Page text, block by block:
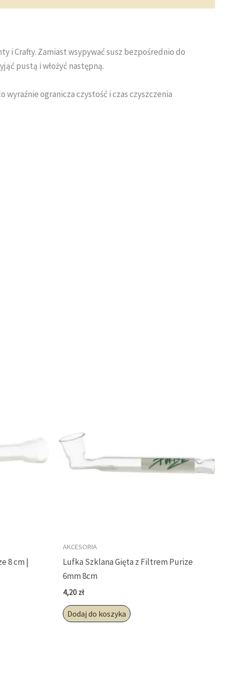
i Crafty. Zamiast wsypywać susz bezpośrednio do
pustą i włożyć następną.
wyraźnie ogranicza czystość i czas czyszczenia
8 cm |
AKCESORIA
Lufka Szklana Gięta z Filtrem Purize
6mm 8cm
4,20 zł
Dodaj do koszyka